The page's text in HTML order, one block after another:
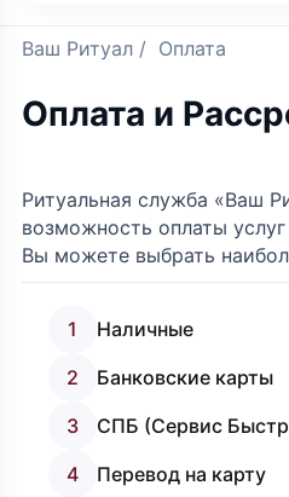
Ваш Ритуал / Оплата
Оплата и
Ритуальная служба «Ваш
возможность оплаты
Вы можете выбрать
1
Наличные
2
Банковские карты
3
СПБ (Сервис
4
Перевод на карту